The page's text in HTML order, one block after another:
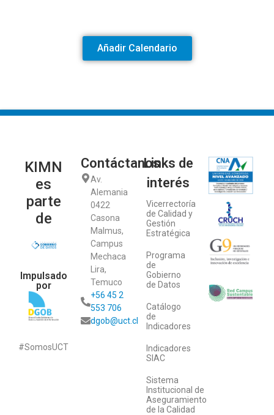
Añadir Calendario
KIMN
es
parte
de
Impulsado
por
#SomosUCT
Contáctanos
Av.
Alemania
0422
Casona
Malmus,
Campus
Mechaca
Lira,
Temuco
+56 45 2
553 706
dgob@uct.cl
Links de
interés
Vicerrectoría
de Calidad y
Gestión
Estratégica
Programa
de
Gobierno
de Datos
Catálogo
de
Indicadores
Indicadores
SIAC
Sistema
Institucional de
Aseguramiento
de la Calidad